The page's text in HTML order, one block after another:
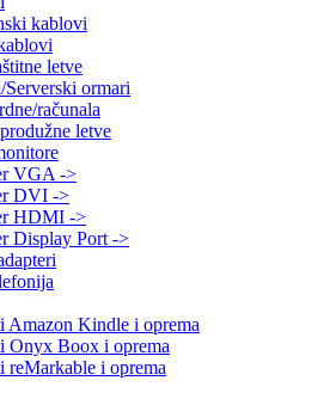
kablovi
letve
Serverski ormari
računala
letve
VGA ->
DVI ->
HDMI ->
Display Port ->
Amazon Kindle i oprema
Onyx Boox i oprema
reMarkable i oprema